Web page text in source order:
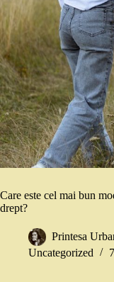
Care este cel mai bun
drept?
Printesa
Uncategorized